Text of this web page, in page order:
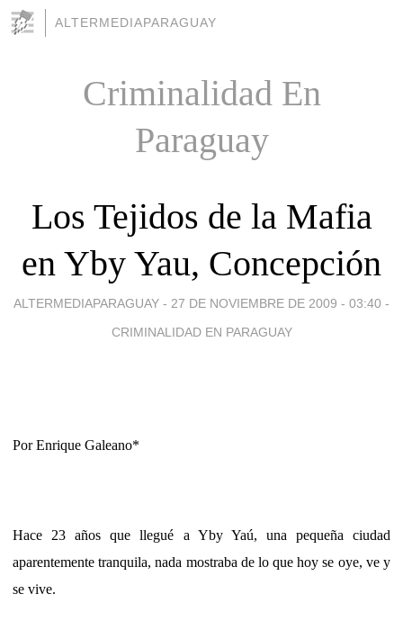
ALTERMEDIAPARAGUAY
Criminalidad En
Paraguay
Los Tejidos de la Mafia
en Yby Yau, Concepción
ALTERMEDIAPARAGUAY - 27 DE NOVIEMBRE DE 2009 - 03:40 -
CRIMINALIDAD EN PARAGUAY
Por Enrique Galeano*
Hace 23 años que llegué a Yby Yaú, una pequeña ciudad
aparentemente tranquila, nada mostraba de lo que hoy se oye, ve y
se vive.